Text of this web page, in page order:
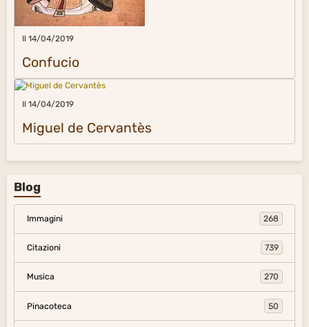
Il 14/04/2019
Confucio
Il 14/04/2019
Miguel de Cervantès
Blog
Immagini 268
Citazioni 739
Musica 270
Pinacoteca 50